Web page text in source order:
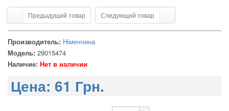
Предыдущий товар Следующий товар
Производитель: Німеччина
Модель: 29015474
Наличие: Нет в наличии
Цена: 61 Грн.